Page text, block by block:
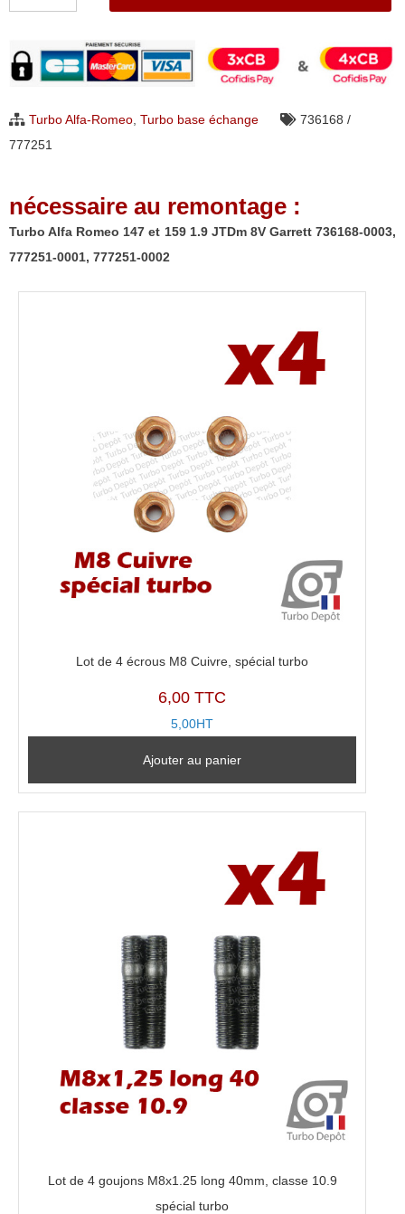
Alfa
Romeo
et
JTDm
8V
Garrett
Turbo Alfa-Romeo, Turbo base échange
736168 /
777251
nécessaire au remontage :
Turbo Alfa Romeo 147 et 159 1.9 JTDm 8V Garrett 736168-0003,
777251-0001, 777251-0002
Lot de 4 écrous M8 Cuivre, spécial turbo
6,00 TTC
5,00HT
Ajouter au panier
Lot de 4 goujons M8x1.25 long 40mm, classe 10.9
spécial turbo